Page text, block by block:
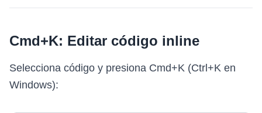
Cmd+K: Editar código inline
Selecciona código y presiona Cmd+K (Ctrl+K en
Windows):